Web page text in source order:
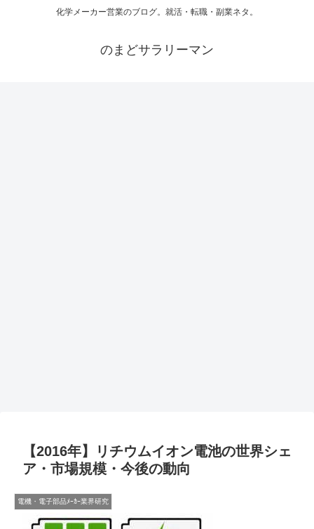
化学メーカー営業のブログ。就活・転職・副業ネタ。
のまどサラリーマン
【2016年】リチウムイオン電池の世界シェ
ア・市場規模・今後の動向
電機・電子部品ﾒｰｶｰ業界研究